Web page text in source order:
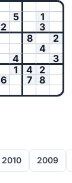
5
1
2
3
8
2
4
4
3
1 4 2
6
7
8
2010 2009